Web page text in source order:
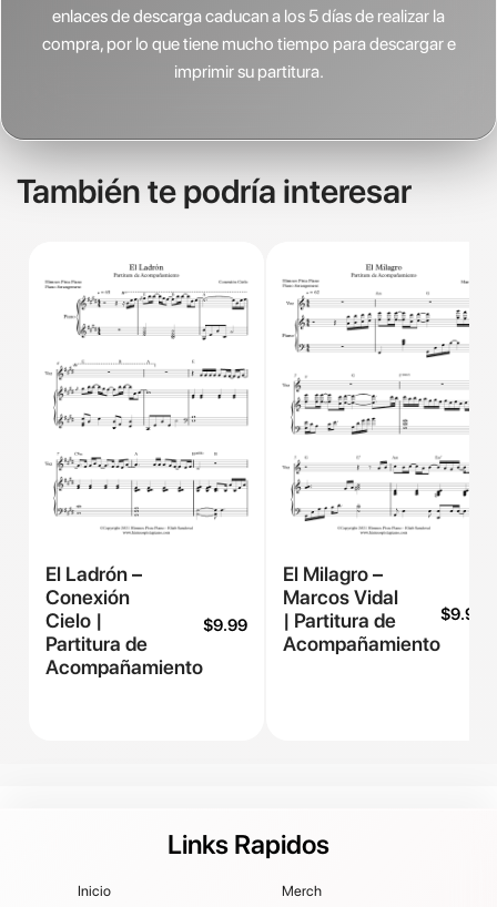
enlaces de descarga caducan a los 5 días de realizar la
compra, por lo que tiene mucho tiempo para descargar e
imprimir su partitura.
También te podría interesar
El Ladrón –
Conexión
Cielo |
Partitura de
Acompañamiento
$9.99
El Milagro –
Marcos Vidal
| Partitura de
Acompañamiento
$9.99
Links Rapidos
Inicio Merch